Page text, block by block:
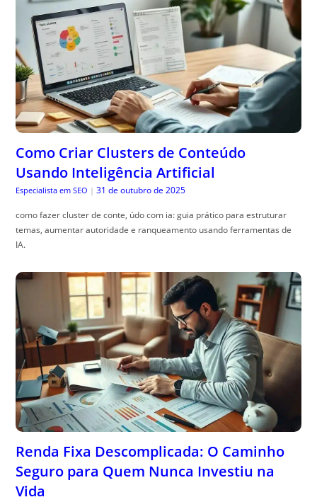
Como Criar Clusters de Conteúdo
Usando Inteligência Artificial
Especialista em SEO | 31 de outubro de 2025
como fazer cluster de conte, údo com ia: guia prático para estruturar
temas, aumentar autoridade e ranqueamento usando ferramentas de
IA.
Renda Fixa Descomplicada: O Caminho
Seguro para Quem Nunca Investiu na
Vida